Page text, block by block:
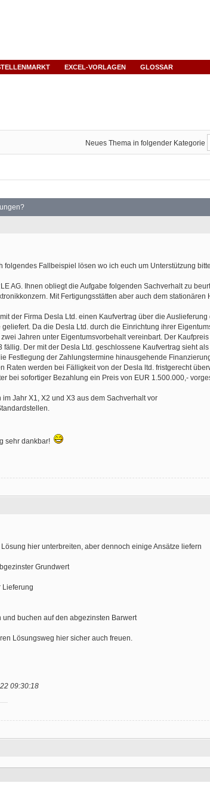
EXCEL-VORLAGEN GLOSSAR
Neues Thema in folgender Kategorie
folgendes Fallbeispiel lösen wo ich euch um Unterstützung
AG. Ihnen obliegt die Aufgabe folgenden Sachverhalt zu
Mit Fertigungsstätten aber auch dem stationären
der Firma Desla Ltd. einen Kaufvertrag über die
Da die Desla Ltd. durch die Einrichtung ihrer
Jahren unter Eigentumsvorbehalt vereinbart. Der
fällig. Der mit der Desla Ltd. geschlossene Kaufvertrag sieht
Festlegung der Zahlungstermine hinausgehende
Raten werden bei Fälligkeit von der Desla ltd. fristgerecht
bei sofortiger Bezahlung ein Preis von EUR 1.500.000,-
Jahr X1, X2 und X3 aus dem Sachverhalt vor
sehr dankbar!
hier unterbreiten, aber dennoch einige Ansätze liefern
Grundwert
Lieferung
buchen auf den abgezinsten Barwert
Lösungsweg hier sicher auch freuen.
09:30:18